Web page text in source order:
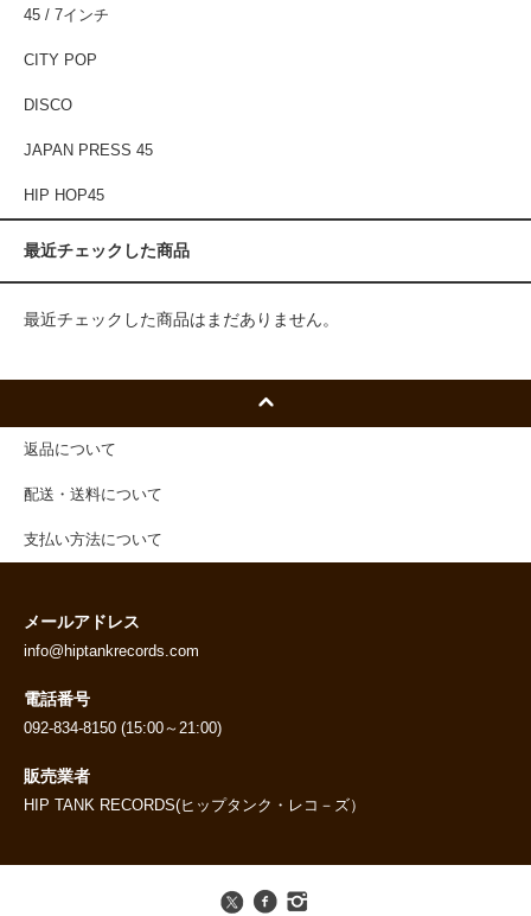
45 / 7インチ
CITY POP
DISCO
JAPAN PRESS 45
HIP HOP45
最近チェックした商品
最近チェックした商品はまだありません。
返品について
配送・送料について
支払い方法について
メールアドレス
info@hiptankrecords.com
電話番号
092-834-8150 (15:00～21:00)
販売業者
HIP TANK RECORDS(ヒップタンク・レコ－ズ）